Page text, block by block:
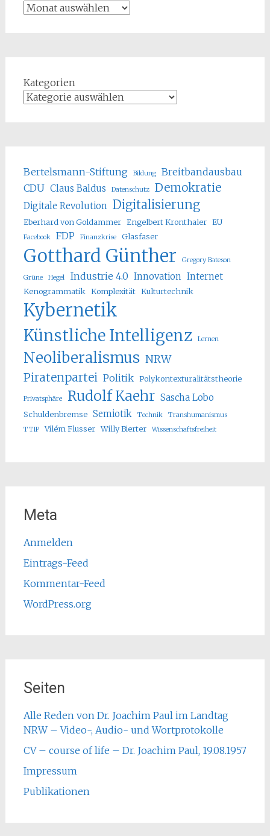
Kategorien
Bertelsmann-Stiftung Bildung
Breitbandausbau
CDU Claus Baldus Datenschutz Demokratie
Digitale Revolution Digitalisierung
Eberhard von Goldammer Engelbert Kronthaler EU
Facebook FDP Finanzkrise Glasfaser
Gotthard Günther Gregory Bateson
Grüne Hegel Industrie 4.0 Innovation Internet
Kenogrammatik Komplexität Kulturtechnik
Kybernetik
Künstliche Intelligenz Lernen
Neoliberalismus NRW
Piratenpartei Politik Polykontexturalitätstheorie
Privatsphäre Rudolf Kaehr Sascha Lobo
Schuldenbremse Semiotik Technik
Transhumanismus
TTIP
Vilém Flusser Willy Bierter Wissenschaftsfreiheit
Meta
Anmelden
Eintrags-Feed
Kommentar-Feed
WordPress.org
Seiten
Alle Reden von Dr. Joachim Paul im Landtag
NRW – Video-, Audio- und Wortprotokolle
CV – course of life – Dr. Joachim Paul, 19.08.1957
Impressum
Publikationen